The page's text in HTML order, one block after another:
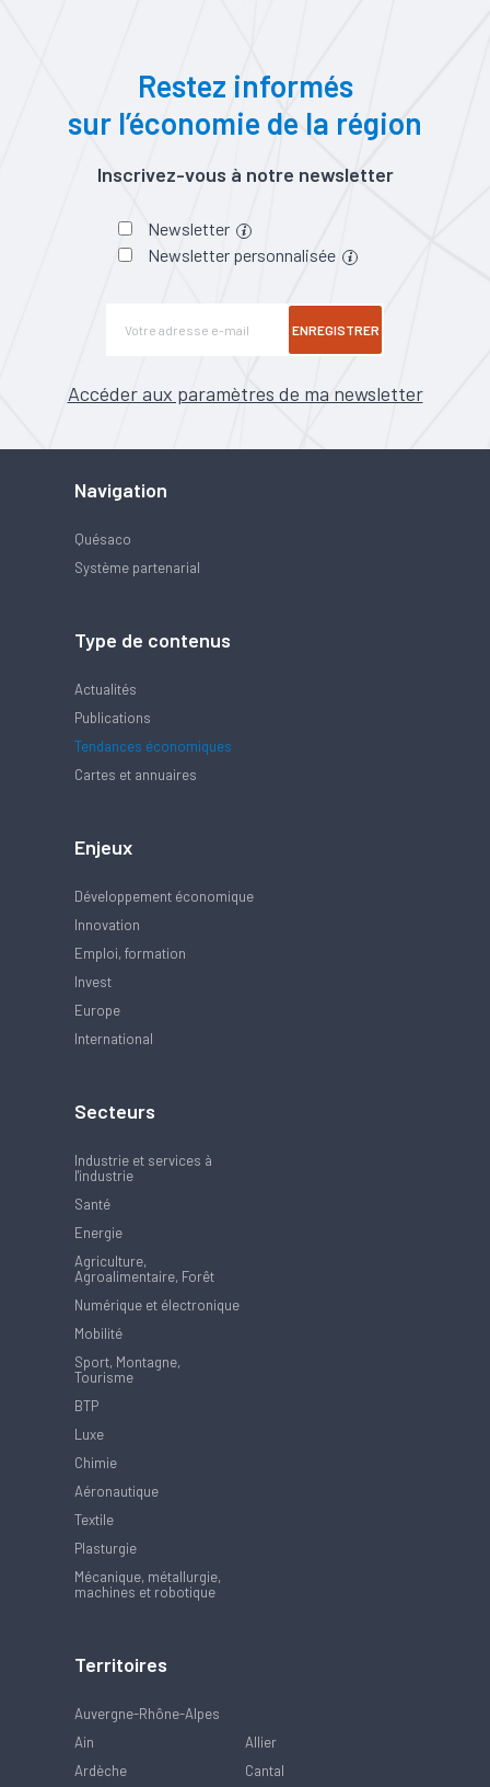
Restez informés
sur l’économie de la région
Inscrivez-vous à notre newsletter
Newsletter
Newsletter personnalisée
ENREGISTRER
Accéder aux paramètres de ma newsletter
Navigation
Quésaco
Système partenarial
Type de contenus
Actualités
Publications
Tendances économiques
Cartes et annuaires
Enjeux
Développement économique
Innovation
Emploi, formation
Invest
Europe
International
Secteurs
Industrie et services à
l'industrie
Santé
Energie
Agriculture,
Agroalimentaire, Forêt
Numérique et électronique
Mobilité
Sport, Montagne,
Tourisme
BTP
Luxe
Chimie
Aéronautique
Textile
Plasturgie
Mécanique, métallurgie,
machines et robotique
Territoires
Auvergne-Rhône-Alpes
Ain
Allier
Ardèche
Cantal